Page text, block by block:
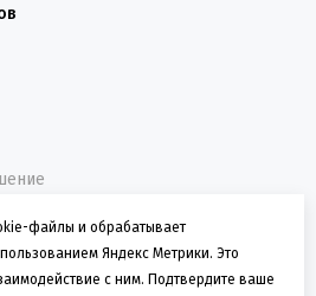
оборудования для
файлы и обрабатывает
Яндекс Метрики. Это
с ним. Подтвердите ваше